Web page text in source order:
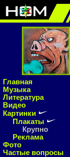
Главная
Музыка
Литература
Видео
Картинки
Плакаты
Крупно
Реклама
Фото
Частые вопросы